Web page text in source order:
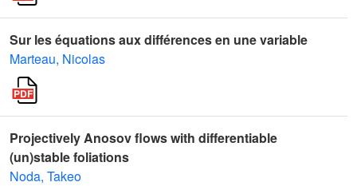
Sur les équations aux différences en une variable
Marteau, Nicolas
Projectively Anosov flows with differentiable
(un)stable foliations
Noda, Takeo